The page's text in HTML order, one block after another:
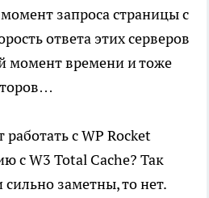
запроса страницы с
ответа этих серверов
момент времени и тоже
с WP Rocket
с W3 Total Cache? Так
заметны, то нет.